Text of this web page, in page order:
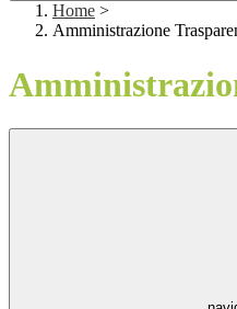
Home >
Amministrazione